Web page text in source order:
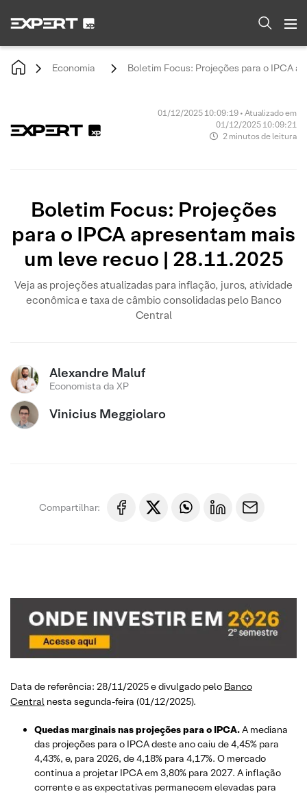
Economia Boletim Focus: Projeções para o IPCA
01/12/2025 10:09:19 • Atualizado em
01/12/2025 10:09:21
2 minutos de leitura
Boletim Focus: Projeções
para o IPCA apresentam mais
um leve recuo | 28.11.2025
Veja as projeções atualizadas para inflação, juros, atividade
econômica e taxa de câmbio consolidadas pelo Banco
Central
Alexandre Maluf
Economista da XP
Vinicius Meggiolaro
Compartilhar:
Data de referência: 28/11/2025 e divulgado pelo Banco
Central nesta segunda-feira (01/12/2025).
Quedas marginais nas projeções para o IPCA.A mediana
das projeções para o IPCA deste ano caiu de 4,45% para
4,43%, e, para 2026, de 4,18% para 4,17%. O mercado
continua a projetar IPCA em 3,80% para 2027. A inflação
corrente e as expectativas permanecem elevadas para